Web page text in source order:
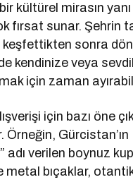
kültürel mirasın yanı
fırsat sunar. Şehrin
keşfettikten sonra
kendinize veya
için zaman
için bazı öne
Örneğin, Gürcistan’ın
adı verilen boynuz
metal bıçaklar,